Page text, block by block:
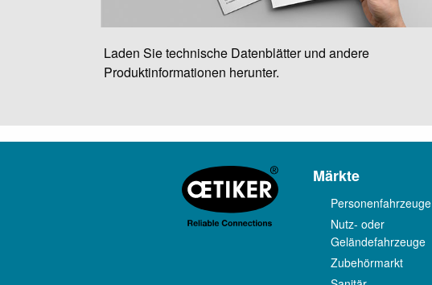
Laden Sie technische Datenblätter und andere
Produktinformationen herunter.
Märkte
Personenfahrzeuge
Nutz- oder
Geländefahrzeuge
Zubehörmarkt